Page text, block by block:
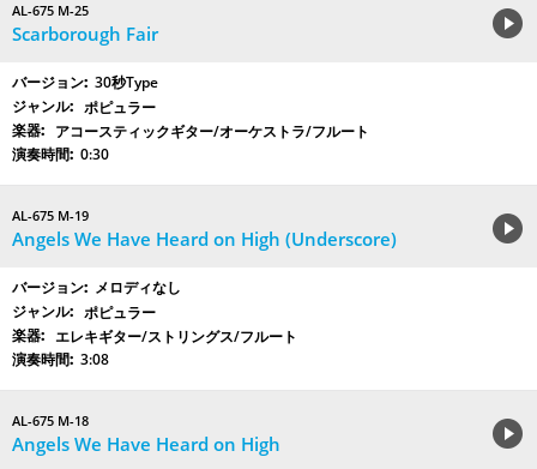
AL-675 M-25
Scarborough Fair
30秒Type
ポピュラー
アコースティックギター/オーケストラ/フルート
0:30
AL-675 M-19
Angels We Have Heard on High (Underscore)
メロディなし
ポピュラー
エレキギター/ストリングス/フルート
3:08
AL-675 M-18
Angels We Have Heard on High